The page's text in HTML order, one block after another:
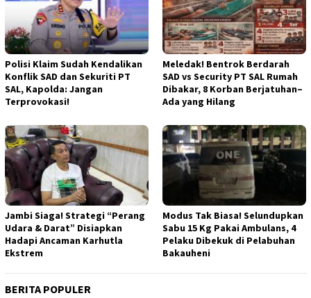
Polisi Klaim Sudah Kendalikan
Konflik SAD dan Sekuriti PT
SAL, Kapolda: Jangan
Terprovokasi!
Meledak! Bentrok Berdarah
SAD vs Security PT SAL Rumah
Dibakar, 8 Korban Berjatuhan–
Ada yang Hilang
Jambi Siaga! Strategi “Perang
Udara & Darat” Disiapkan
Hadapi Ancaman Karhutla
Ekstrem
Modus Tak Biasa! Selundupkan
Sabu 15 Kg Pakai Ambulans, 4
Pelaku Dibekuk di Pelabuhan
Bakauheni
BERITA POPULER